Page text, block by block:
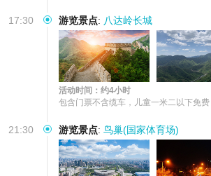
17:30 游览景点: 八达岭长城
活动时间：约4小时
包含门票不含缆车，儿童一米二以下免费
21:30 游览景点: 鸟巢(国家体育场)